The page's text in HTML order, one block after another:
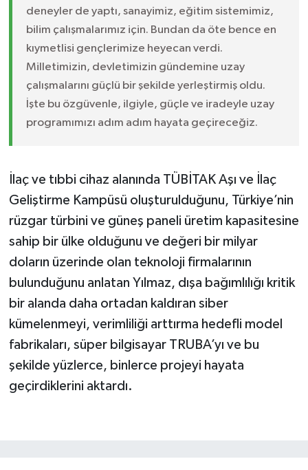
deneyler de yaptı, sanayimiz, eğitim sistemimiz,
bilim çalışmalarımız için. Bundan da öte bence en
kıymetlisi gençlerimize heyecan verdi.
Milletimizin, devletimizin gündemine uzay
çalışmalarını güçlü bir şekilde yerleştirmiş oldu.
İşte bu özgüvenle, ilgiyle, güçle ve iradeyle uzay
programımızı adım adım hayata geçireceğiz.
İlaç ve tıbbi cihaz alanında TÜBİTAK Aşı ve İlaç
Geliştirme Kampüsü oluşturulduğunu, Türkiye’nin
rüzgar türbini ve güneş paneli üretim kapasitesine
sahip bir ülke olduğunu ve değeri bir milyar
doların üzerinde olan teknoloji firmalarının
bulunduğunu anlatan Yılmaz, dışa bağımlılığı kritik
bir alanda daha ortadan kaldıran siber
kümelenmeyi, verimliliği arttırma hedefli model
fabrikaları, süper bilgisayar TRUBA’yı ve bu
şekilde yüzlerce, binlerce projeyi hayata
geçirdiklerini aktardı.